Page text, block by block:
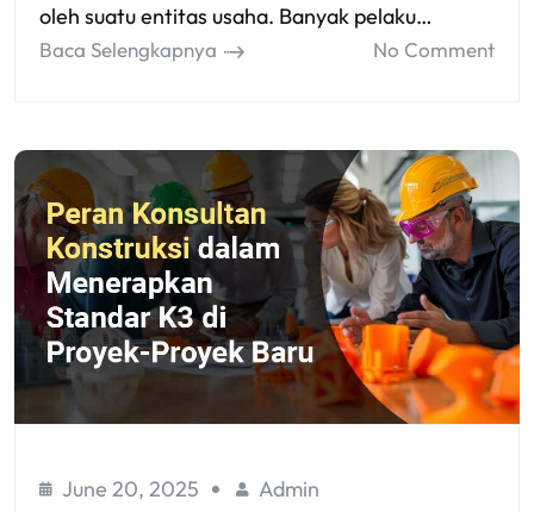
oleh suatu entitas usaha. Banyak pelaku…
Baca Selengkapnya No Comment
June 20, 2025 Admin